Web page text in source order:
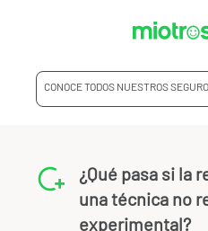
CONOCE TODOS NUESTROS
¿Qué pasa si la
una técnica no
experimental?